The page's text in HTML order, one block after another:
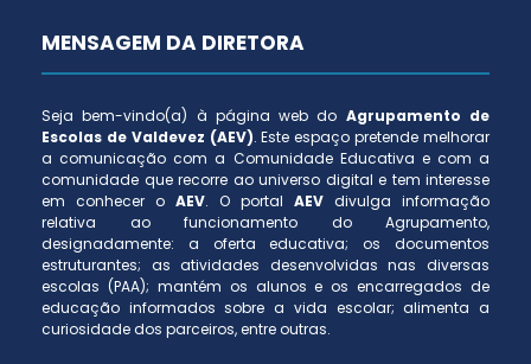
MENSAGEM DA DIRETORA
Seja bem-vindo(a) à página web do Agrupamento de
Escolas de Valdevez (AEV). Este espaço pretende melhorar
a comunicação com a Comunidade Educativa e com a
comunidade que recorre ao universo digital e tem interesse
em conhecer o AEV. O portal AEV divulga informação
relativa ao funcionamento do Agrupamento,
designadamente: a oferta educativa; os documentos
estruturantes; as atividades desenvolvidas nas diversas
escolas (PAA); mantém os alunos e os encarregados de
educação informados sobre a vida escolar; alimenta a
curiosidade dos parceiros, entre outras.